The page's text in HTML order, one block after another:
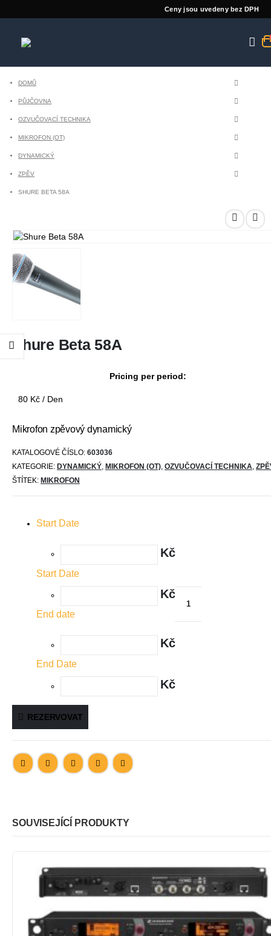
Ceny jsou uvedeny bez DPH
DOMŮ
PŮJČOVNA
OZVUČOVACÍ TECHNIKA
MIKROFON (OT)
DYNAMICKÝ
ZPĚV
SHURE BETA 58A
Shure Beta 58A
Pricing per period:
80 Kč / Den
Mikrofon zpěvový dynamický
KATALOGOVÉ ČÍSLO: 603036
KATEGORIE: DYNAMICKÝ, MIKROFON (OT), OZVUČOVACÍ TECHNIKA,
ŠTÍTEK: MIKROFON
Start Date
Kč
Start Date
Kč
End date
Kč
End Date
Kč
REZERVOVAT
SOUVISEJÍCÍ PRODUKTY